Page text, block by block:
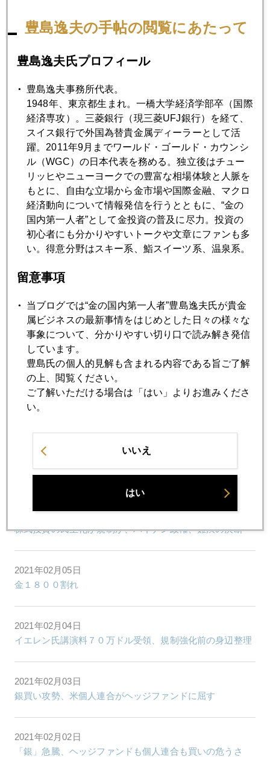
島根県知事発言と新会長選出、外国人投資家も注目
2021年02月19日
ゴールド・スーパーサイクル説
2021年02月18日
金、続落、ビットコイン爆上げの影響も
2021年02月17日
金、１８００ドル割れ
2021年02月16日
金、中国需要の回復鮮明、現地価格にプレミアム
金プラチナ値幅縮小加速
2021年02月12日
五輪中止、政局急変、接種遅れ、海外市場が日本を見る目
2021年02月10日
2021年02月09日
テスラ社、金地金・金ＥＴＦに運用拡大方針発表
2021年02月08日
株式投資の民主化か規制か、バイデン政権、難渋の決断
2021年02月05日
金１８００割れ
2021年02月04日
イエレン氏講演料７０万ドル受領、規制強化前の身辺整理
2021年02月03日
銀買い攻勢、米個人連合がヘッジファンドに屈す
2021年02月02日
「銀」急騰、ヘッジファンドも個人連合も買いの危うさ
豊島逸夫の手帖の閲覧にあたって
豊島逸夫氏プロフィール
豊島逸夫事務所代表。
1948年、東京都生まれ。一橋大学経済学部卒（国際
経済専攻）。三菱銀行（現三菱UFJ銀行）を経て、
スイス銀行で外国為替貴金属ディーラーとして活
躍。2011年9月までワールド・ゴールド・カウンシ
ル（WGC）の日本代表を務める。独立後はチュー
リッヒやニューヨークでの豊富な相場体験と人脈を
もとに、自由な立場から金市場や国際金融、マクロ
経済動向について情報発信を行うとともに、“金の
国内第一人者”として金投資の普及に尽力。投資の
初心者にも分かりやすいトークや文章にファンも多
い。得意分野はスキー系、鮨スイーツ系、温泉系。
留意事項
当ブログでは“金の国内第一人者”豊島逸夫氏が貴金
属ビジネスの最新事情をはじめとした日々の様々な
事象について、分かりやすい切り口で読み解き発信
しています。
豊島氏の個人的見解も含まれる内容である旨ご了解
の上、閲覧ください。
ご了解いただける場合は「はい」よりお進みくださ
い。
いいえ
はい